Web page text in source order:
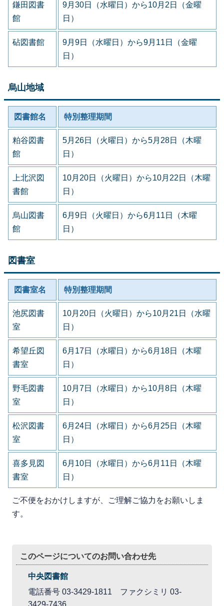
鎌田図書
館
9月30日（水曜日）から10月2日（金曜
日）
砧図書館
9月9日（水曜日）から9月11日（金曜
日）
烏山地域
図書館名 特別整理期間
粕谷図書
館
5月26日（火曜日）から5月28日（木曜
日）
上北沢図
書館
10月20日（火曜日）から10月22日（木曜
日）
烏山図書
館
6月9日（火曜日）から6月11日（木曜
日）
図書室
図書室名 特別整理期間
池尻図書
室
10月20日（火曜日）から10月21日（水曜
日）
希望丘図
書室
6月17日（水曜日）から6月18日（木曜
日）
野毛図書
室
10月7日（水曜日）から10月8日（木曜
日）
松沢図書
室
6月24日（水曜日）から6月25日（木曜
日）
喜多見図
書室
6月10日（水曜日）から6月11日（木曜
日）
ご不便をおかけしますが、ご理解ご協力をお願いしま
す。
このページについてのお問い合わせ先
中央図書館
電話番号 03-3429-1811 ファクシミリ 03-